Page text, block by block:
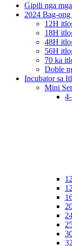
Gipili nga
2024 Bag-
12H
18H
48H
56H
70 ka
Doble
Incubator sa
Mini